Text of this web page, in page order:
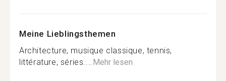
Meine Lieblingsthemen
Architecture, musique classique, tennis,
littérature, séries....Mehr lesen